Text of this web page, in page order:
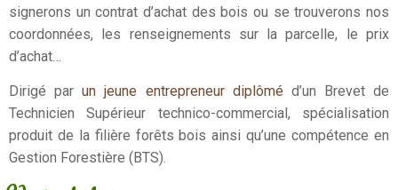
signerons un contrat d’achat des bois ou se trouverons nos
coordonnées, les renseignements sur la parcelle, le prix
d’achat…
Dirigé parun jeune entrepreneur diplômé d’un Brevet de
Technicien Supérieur technico-commercial, spécialisation
produit de la filière forêts bois ainsi qu’une compétence en
Gestion Forestière (BTS).